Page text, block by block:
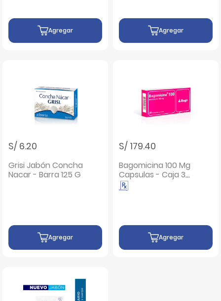
Agregar Agregar
S/ 6.20
Grisi Jabón Concha
Nacar - Barra 125 G
Agregar
S/ 179.40
Bagomicina 100 Mg
Capsulas - Caja 30
UN
Agregar